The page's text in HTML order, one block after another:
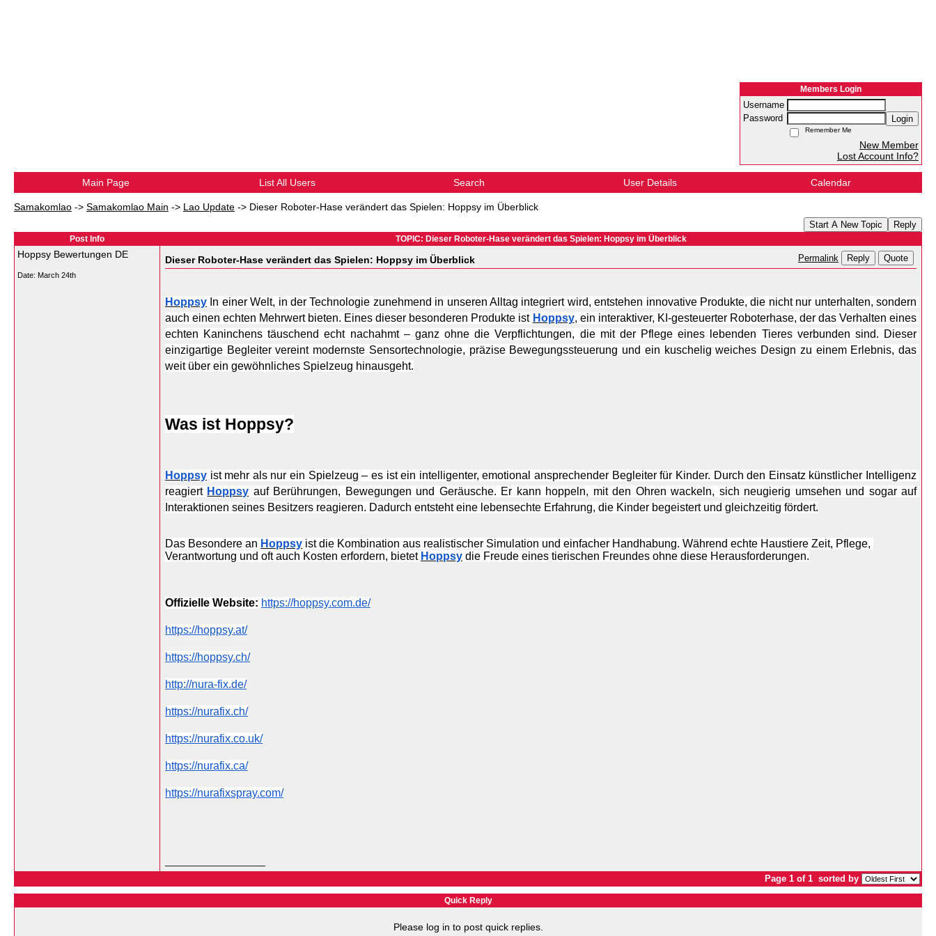
Members Login
Username
Password
Login
Remember Me
New Member
Lost Account Info?
Main Page List All Users Search User Details Calendar
Samakomlao -> Samakomlao Main -> Lao Update -> Dieser Roboter-Hase verändert das Spielen: Hoppsy im Überblick
Start A New Topic Reply
Post Info TOPIC: Dieser Roboter-Hase verändert das Spielen: Hoppsy im Überblick
Hoppsy Bewertungen DE
Date: March 24th
Dieser Roboter-Hase verändert das Spielen: Hoppsy im Überblick Permalink Reply Quote
Hoppsy In einer Welt, in der Technologie zunehmend in unseren Alltag integriert wird, entstehen innovative Produkte, die nicht nur unterhalten, sondern
auch einen echten Mehrwert bieten. Eines dieser besonderen Produkte ist Hoppsy, ein interaktiver, KI-gesteuerter Roboterhase, der das Verhalten eines
echten Kaninchens täuschend echt nachahmt – ganz ohne die Verpflichtungen, die mit der Pflege eines lebenden Tieres verbunden sind. Dieser
einzigartige Begleiter vereint modernste Sensortechnologie, präzise Bewegungssteuerung und ein kuschelig weiches Design zu einem Erlebnis, das
weit über ein gewöhnliches Spielzeug hinausgeht.
Was ist Hoppsy?
Hoppsy ist mehr als nur ein Spielzeug – es ist ein intelligenter, emotional ansprechender Begleiter für Kinder. Durch den Einsatz künstlicher Intelligenz
reagiert Hoppsy auf Berührungen, Bewegungen und Geräusche. Er kann hoppeln, mit den Ohren wackeln, sich neugierig umsehen und sogar auf
Interaktionen seines Besitzers reagieren. Dadurch entsteht eine lebensechte Erfahrung, die Kinder begeistert und gleichzeitig fördert.
Das Besondere an Hoppsy ist die Kombination aus realistischer Simulation und einfacher Handhabung. Während echte Haustiere Zeit, Pflege,
Verantwortung und oft auch Kosten erfordern, bietet Hoppsy die Freude eines tierischen Freundes ohne diese Herausforderungen.
Offizielle Website: https://hoppsy.com.de/
https://hoppsy.at/
https://hoppsy.ch/
http://nura-fix.de/
https://nurafix.ch/
https://nurafix.co.uk/
https://nurafix.ca/
https://nurafixspray.com/
Page 1 of 1 sorted by
Quick Reply
Please log in to post quick replies.